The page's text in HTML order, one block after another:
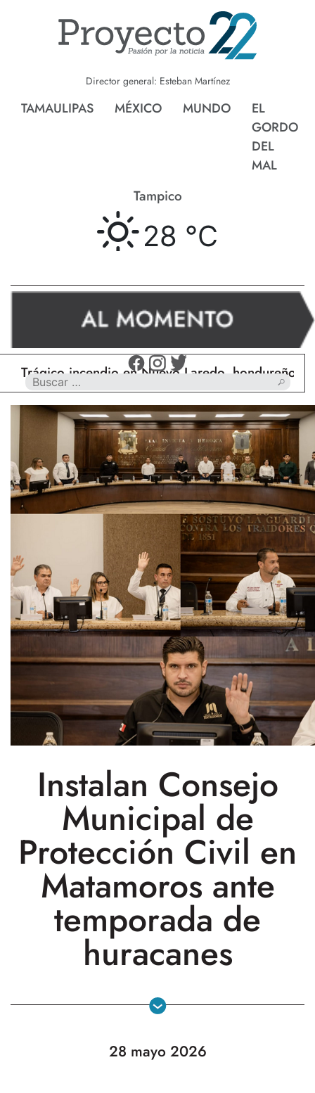
Director general: Esteban Martínez
TAMAULIPAS MÉXICO MUNDO
EL
GORDO
DEL
MAL
Tampico
28 °C
incendio en Nuevo Laredo, hondureño muere
Instalan Consejo
Municipal de
Protección Civil en
Matamoros ante
temporada de
huracanes
28 mayo 2026